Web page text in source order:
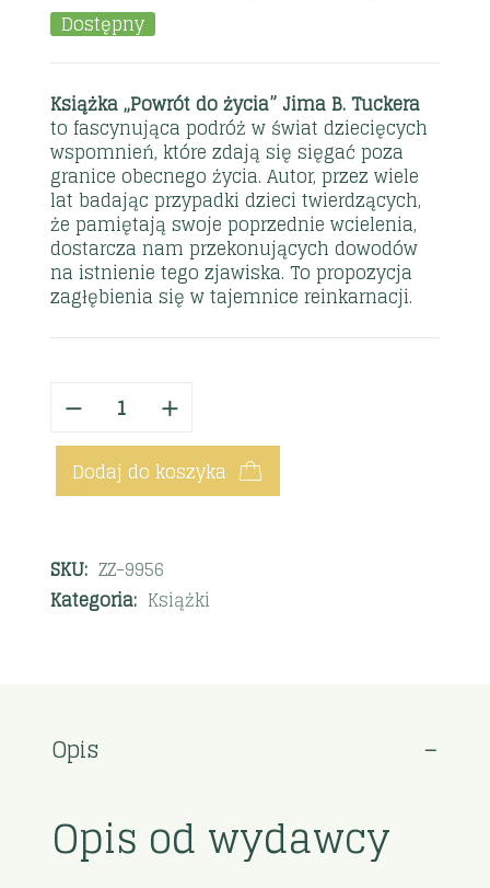
Dostępny
Książka „Powrót do życia” Jima B. Tuckera
to fascynująca podróż w świat dziecięcych
wspomnień, które zdają się sięgać poza
granice obecnego życia. Autor, przez wiele
lat badając przypadki dzieci twierdzących,
że pamiętają swoje poprzednie wcielenia,
dostarcza nam przekonujących dowodów
na istnienie tego zjawiska. To propozycja
zagłębienia się w tajemnice reinkarnacji.
Dodaj do koszyka
SKU: ZZ-9956
Kategoria: Książki
Opis
Opis od wydawcy